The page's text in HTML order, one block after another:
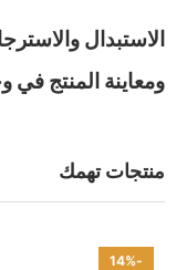
الاستبدال
ومعاينة المنتج في
منتجات تهمك
-14%